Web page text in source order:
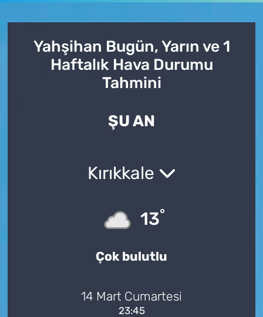
Yahşihan Bugün, Yarın ve 1
Haftalık Hava Durumu
Tahmini
ŞU AN
Kırıkkale
13°
Çok bulutlu
14 Mart Cumartesi
23:45